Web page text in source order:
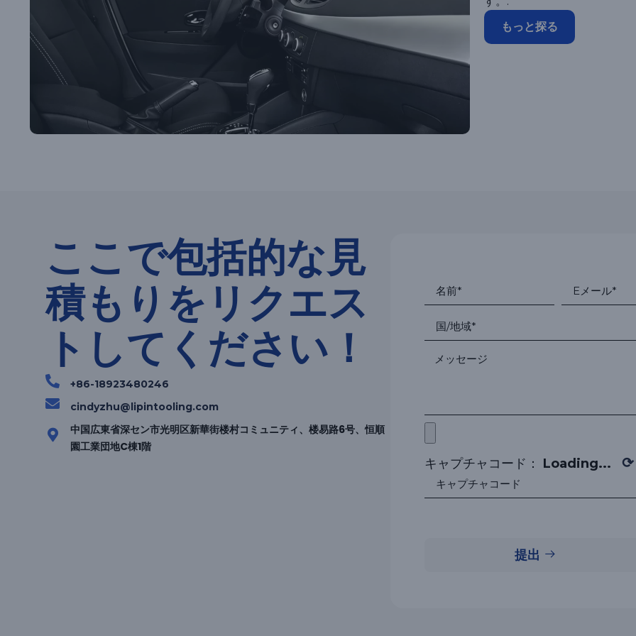
もっと探る
ここで包括的な見
積もりをリクエス
トしてください！
+86-18923480246
cindyzhu@lipintooling.com
中国広東省深セン市光明区新華街楼村コミュニティ、楼易路6号、恒順
園工業団地C棟1階
キャプチャコード： Loading... ⟳
提出